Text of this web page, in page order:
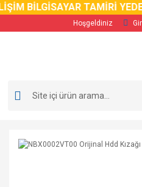
BİLGİSAYAR TAMİRİ
Hoşgeldiniz